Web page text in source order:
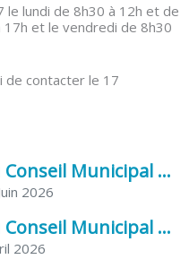
le lundi de 8h30 à 12h et de
et le vendredi de 8h30
de contacter le 17
Procès-Verbal du Conseil Municipal du 5 juin 2026
2026
Procès-Verbal du Conseil Municipal du 21 avril 2026
2026